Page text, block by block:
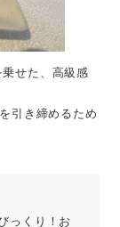
乗せた、高級感
引き締めるため
っくり！お